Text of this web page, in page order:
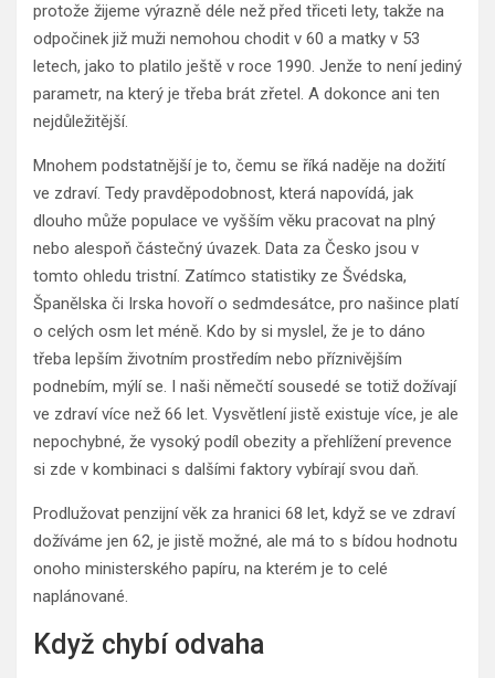
protože žijeme výrazně déle než před třiceti lety, takže na
odpočinek již muži nemohou chodit v 60 a matky v 53
letech, jako to platilo ještě v roce 1990. Jenže to není jediný
parametr, na který je třeba brát zřetel. A dokonce ani ten
nejdůležitější.
Mnohem podstatnější je to, čemu se říká naděje na dožití
ve zdraví. Tedy pravděpodobnost, která napovídá, jak
dlouho může populace ve vyšším věku pracovat na plný
nebo alespoň částečný úvazek. Data za Česko jsou v
tomto ohledu tristní. Zatímco statistiky ze Švédska,
Španělska či Irska hovoří o sedmdesátce, pro našince platí
o celých osm let méně. Kdo by si myslel, že je to dáno
třeba lepším životním prostředím nebo příznivějším
podnebím, mýlí se. I naši němečtí sousedé se totiž dožívají
ve zdraví více než 66 let. Vysvětlení jistě existuje více, je ale
nepochybné, že vysoký podíl obezity a přehlížení prevence
si zde v kombinaci s dalšími faktory vybírají svou daň.
Prodlužovat penzijní věk za hranici 68 let, když se ve zdraví
dožíváme jen 62, je jistě možné, ale má to s bídou hodnotu
onoho ministerského papíru, na kterém je to celé
naplánované.
Když chybí odvaha